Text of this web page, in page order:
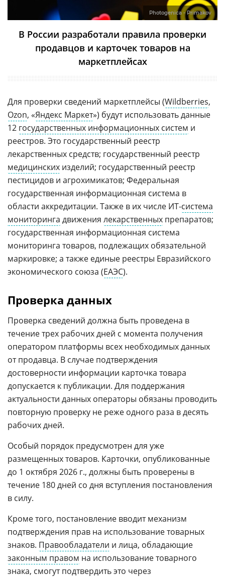
Photogenica - Primakov
В России разработали правила проверки
продавцов и карточек товаров на
маркетплейсах
Для проверки сведений маркетплейсы (Wildberries,
Ozon, «Яндекс Маркет») будут использовать данные
12 государственных информационных систем и
реестров. Это государственный реестр
лекарственных средств; государственный реестр
медицинских изделий; государственный реестр
пестицидов и агрохимикатов; Федеральная
государственная информационная система в
области аккредитации. Также в их числе ИТ-система
мониторинга движения лекарственных препаратов;
государственная информационная система
мониторинга товаров, подлежащих обязательной
маркировке; а также единые реестры Евразийского
экономического союза (ЕАЭС).
Проверка данных
Проверка сведений должна быть проведена в
течение трех рабочих дней с момента получения
оператором платформы всех необходимых данных
от продавца. В случае подтверждения
достоверности информации карточка товара
допускается к публикации. Для поддержания
актуальности данных операторы обязаны проводить
повторную проверку не реже одного раза в десять
рабочих дней.
Особый порядок предусмотрен для уже
размещенных товаров. Карточки, опубликованные
до 1 октября 2026 г., должны быть проверены в
течение 180 дней со дня вступления постановления
в силу.
Кроме того, постановление вводит механизм
подтверждения прав на использование товарных
знаков. Правообладатели и лица, обладающие
законным правом на использование товарного
знака, смогут подтвердить это через